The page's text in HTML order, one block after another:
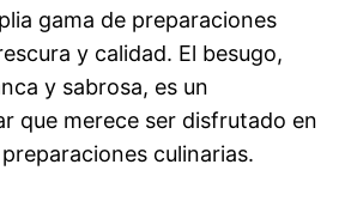
gama de preparaciones
y calidad. El besugo,
y sabrosa, es un
que merece ser disfrutado en
culinarias.